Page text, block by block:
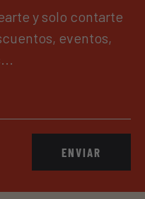
y solo contarte
eventos,
ENVIAR